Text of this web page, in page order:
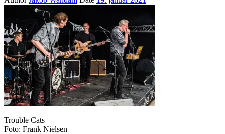
Trouble Cats
Foto: Frank Nielsen